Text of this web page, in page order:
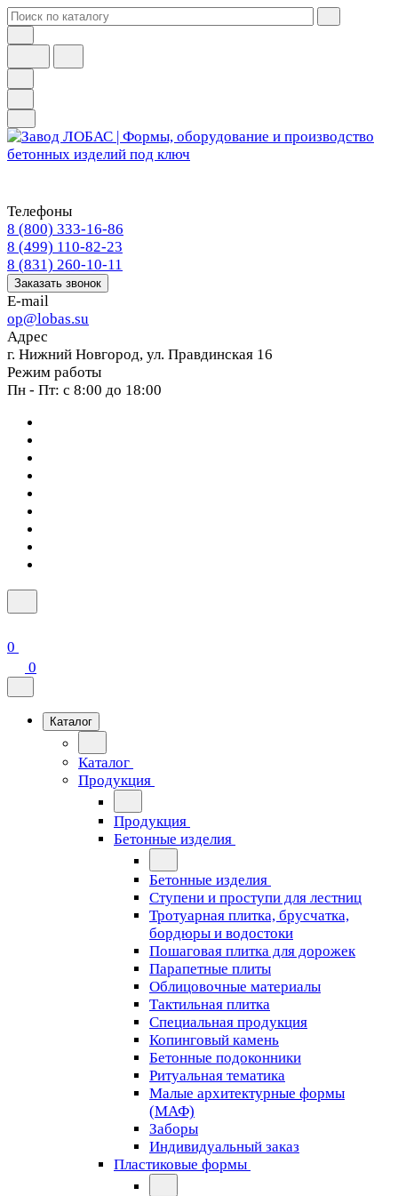
Телефоны
8 (800) 333-16-86
8 (499) 110-82-23
8 (831) 260-10-11
Заказать звонок
E-mail
op@lobas.su
Адрес
г. Нижний Новгород, ул. Правдинская 16
Режим работы
Пн - Пт: с 8:00 до 18:00
0
0
Каталог
Каталог
Продукция
Продукция
Бетонные изделия
Бетонные изделия
Ступени и проступи для лестниц
Тротуарная плитка, брусчатка,
бордюры и водостоки
Пошаговая плитка для дорожек
Парапетные плиты
Облицовочные материалы
Тактильная плитка
Специальная продукция
Копинговый камень
Бетонные подоконники
Ритуальная тематика
Малые архитектурные формы
(МАФ)
Заборы
Индивидуальный заказ
Пластиковые формы